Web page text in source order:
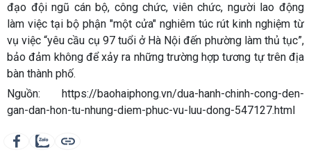
đạo đội ngũ cán bộ, công chức, viên chức, người lao động
làm việc tại bộ phận "một cửa" nghiêm túc rút kinh nghiệm từ
vụ việc “yêu cầu cụ 97 tuổi ở Hà Nội đến phường làm thủ tục”,
bảo đảm không để xảy ra những trường hợp tương tự trên địa
bàn thành phố.
Nguồn: https://baohaiphong.vn/dua-hanh-chinh-cong-den-
gan-dan-hon-tu-nhung-diem-phuc-vu-luu-dong-547127.html